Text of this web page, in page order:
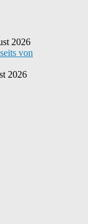
2026
von
2026